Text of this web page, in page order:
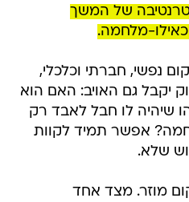
של המשך
מלחמה.
נפשי, חברתי וכלכלי,
יקבל גם האויב: האם הוא
שיהיה לו חבל לאבד רק
אפשר תמיד לקוות
שלא.
מוזר. מצד אחד